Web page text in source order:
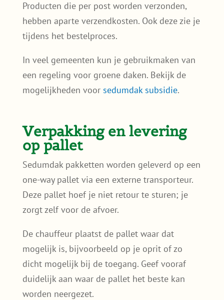
Producten die per post worden verzonden,
hebben aparte verzendkosten. Ook deze zie je
tijdens het bestelproces.
In veel gemeenten kun je gebruikmaken van
een regeling voor groene daken. Bekijk de
mogelijkheden voor sedumdak subsidie.
Verpakking en levering
op pallet
Sedumdak pakketten worden geleverd op een
one-way pallet via een externe transporteur.
Deze pallet hoef je niet retour te sturen; je
zorgt zelf voor de afvoer.
De chauffeur plaatst de pallet waar dat
mogelijk is, bijvoorbeeld op je oprit of zo
dicht mogelijk bij de toegang. Geef vooraf
duidelijk aan waar de pallet het beste kan
worden neergezet.